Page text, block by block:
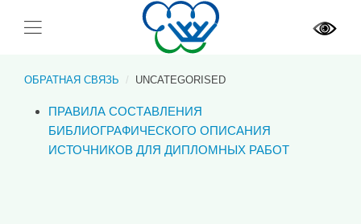
ОБРАТНАЯ СВЯЗЬ UNCATEGORISED
ПРАВИЛА СОСТАВЛЕНИЯ
БИБЛИОГРАФИЧЕСКОГО ОПИСАНИЯ
ИСТОЧНИКОВ ДЛЯ ДИПЛОМНЫХ РАБОТ